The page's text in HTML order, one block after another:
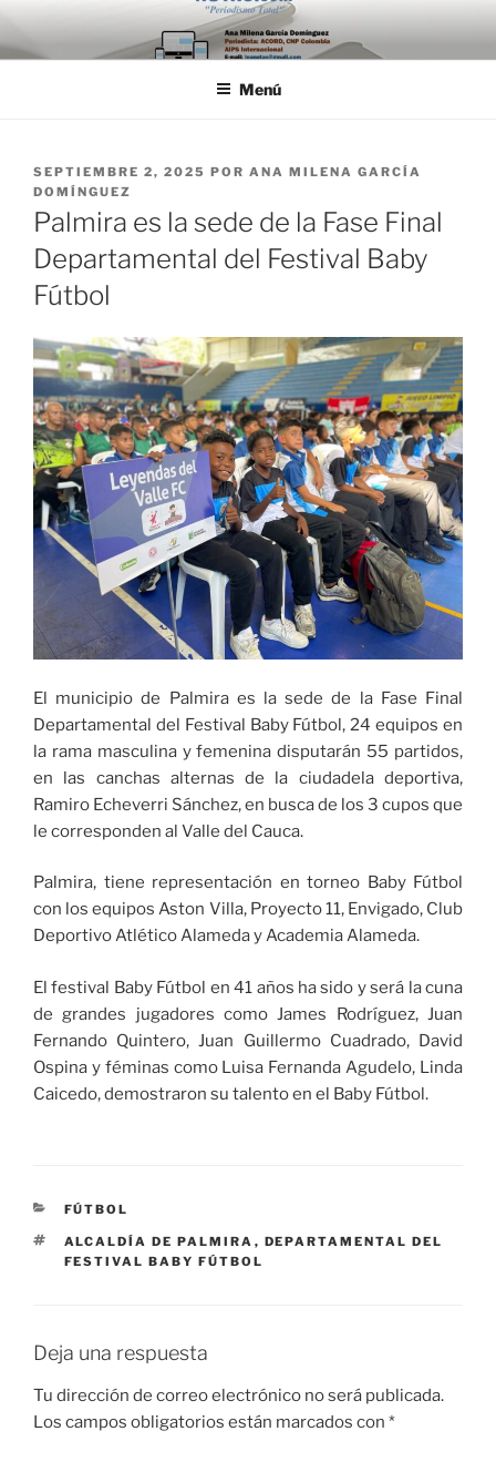
Saltar
al
contenido
Menú
PUBLICADO
EL
SEPTIEMBRE 2, 2025 POR ANA MILENA GARCÍA
DOMÍNGUEZ
Palmira es la sede de la Fase Final
Departamental del Festival Baby
Fútbol
El municipio de Palmira es la sede de la Fase Final
Departamental del Festival Baby Fútbol, 24 equipos en
la rama masculina y femenina disputarán 55 partidos,
en las canchas alternas de la ciudadela deportiva,
Ramiro Echeverri Sánchez, en busca de los 3 cupos que
le corresponden al Valle del Cauca.
Palmira, tiene representación en torneo Baby Fútbol
con los equipos Aston Villa, Proyecto 11, Envigado, Club
Deportivo Atlético Alameda y Academia Alameda.
El festival Baby Fútbol en 41 años ha sido y será la cuna
de grandes jugadores como James Rodríguez, Juan
Fernando Quintero, Juan Guillermo Cuadrado, David
Ospina y féminas como Luisa Fernanda Agudelo, Linda
Caicedo, demostraron su talento en el Baby Fútbol.
CATEGORÍAS
FÚTBOL
ETIQUETAS
ALCALDÍA DE PALMIRA , DEPARTAMENTAL DEL
FESTIVAL BABY FÚTBOL
Deja una respuesta
Tu dirección de correo electrónico no será publicada.
Los campos obligatorios están marcados con *